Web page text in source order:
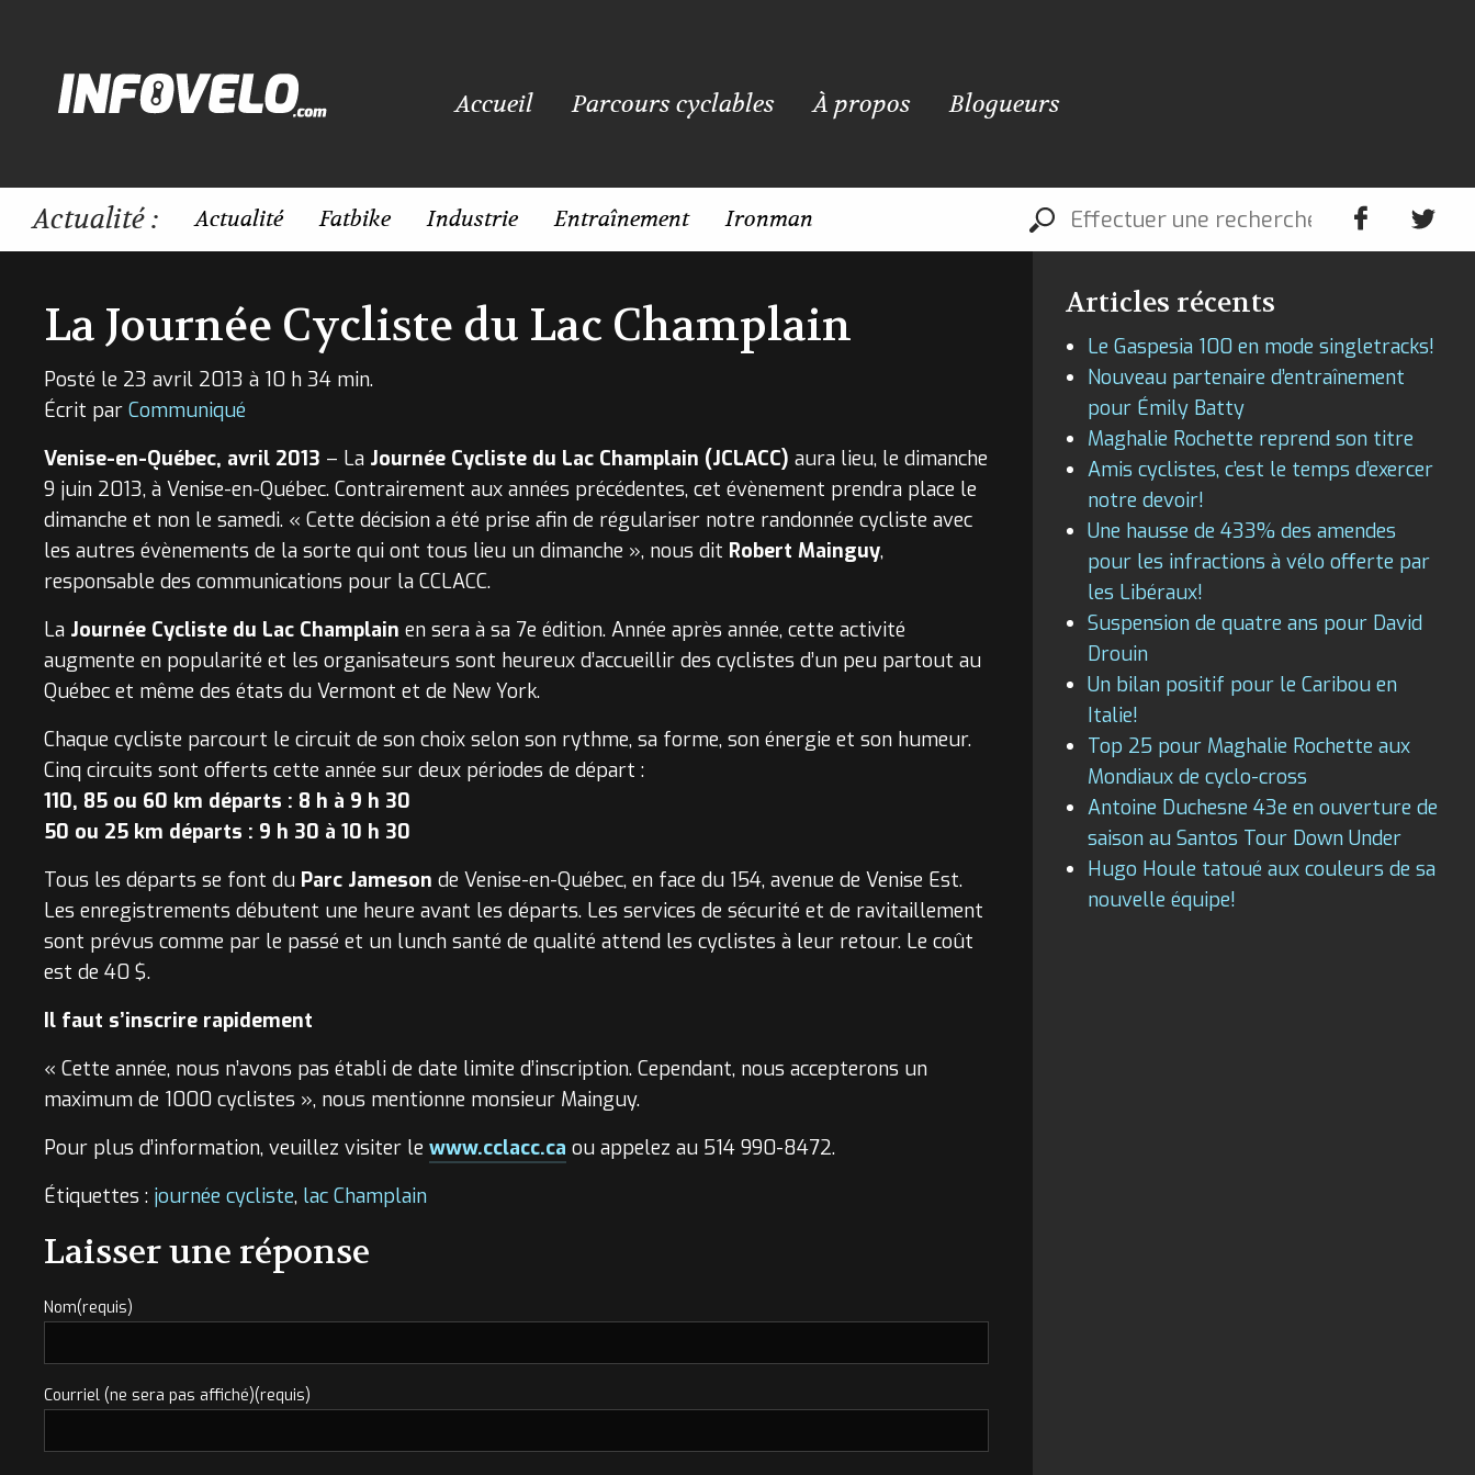
Accueil Parcours cyclables À propos Blogueurs
Actualité : Actualité Fatbike Industrie Entraînement Ironman
La Journée Cycliste du Lac Champlain
Posté le 23 avril 2013 à 10 h 34 min.
Écrit par Communiqué
Venise-en-Québec, avril 2013 – La Journée Cycliste du Lac Champlain (JCLACC) aura lieu, le dimanche
9 juin 2013, à Venise-en-Québec. Contrairement aux années précédentes, cet évènement prendra place le
dimanche et non le samedi. « Cette décision a été prise afin de régulariser notre randonnée cycliste avec
les autres évènements de la sorte qui ont tous lieu un dimanche », nous dit Robert Mainguy,
responsable des communications pour la CCLACC.
La Journée Cycliste du Lac Champlain en sera à sa 7e édition. Année après année, cette activité
augmente en popularité et les organisateurs sont heureux d’accueillir des cyclistes d’un peu partout au
Québec et même des états du Vermont et de New York.
Chaque cycliste parcourt le circuit de son choix selon son rythme, sa forme, son énergie et son humeur.
Cinq circuits sont offerts cette année sur deux périodes de départ :
110, 85 ou 60 km départs : 8 h à 9 h 30
50 ou 25 km départs : 9 h 30 à 10 h 30
Tous les départs se font du Parc Jameson de Venise-en-Québec, en face du 154, avenue de Venise Est.
Les enregistrements débutent une heure avant les départs. Les services de sécurité et de ravitaillement
sont prévus comme par le passé et un lunch santé de qualité attend les cyclistes à leur retour. Le coût
est de 40 $.
Il faut s’inscrire rapidement
« Cette année, nous n’avons pas établi de date limite d’inscription. Cependant, nous accepterons un
maximum de 1000 cyclistes », nous mentionne monsieur Mainguy.
Pour plus d’information, veuillez visiter le www.cclacc.ca ou appelez au 514 990-8472.
Étiquettes : journée cycliste, lac Champlain
Laisser une réponse
Nom(requis)
Courriel (ne sera pas affiché)(requis)
Articles récents
Le Gaspesia 100 en mode singletracks!
Nouveau partenaire d’entraînement
pour Émily Batty
Maghalie Rochette reprend son titre
Amis cyclistes, c’est le temps d’exercer
notre devoir!
Une hausse de 433% des amendes
pour les infractions à vélo offerte par
les Libéraux!
Suspension de quatre ans pour David
Drouin
Un bilan positif pour le Caribou en
Italie!
Top 25 pour Maghalie Rochette aux
Mondiaux de cyclo-cross
Antoine Duchesne 43e en ouverture de
saison au Santos Tour Down Under
Hugo Houle tatoué aux couleurs de sa
nouvelle équipe!